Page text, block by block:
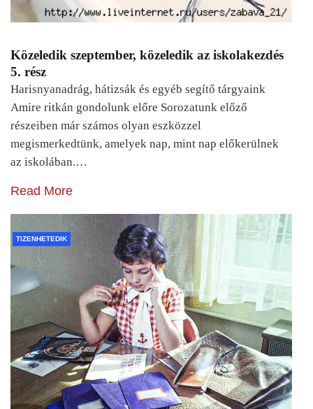
Közeledik szeptember, közeledik az iskolakezdés
5. rész
Harisnyanadrág, hátizsák és egyéb segítő tárgyaink
Amire ritkán gondolunk előre Sorozatunk előző
részeiben már számos olyan eszközzel
megismerkedtünk, amelyek nap, mint nap előkerülnek
az iskolában.…
Read More
TIZENHETEDIK